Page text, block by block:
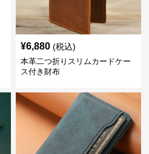
¥6,880 (税込)
本革二つ折りスリムカードケー
ス付き財布